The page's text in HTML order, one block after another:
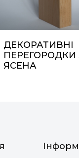
ДЕКОРАТИВНІ
ПЕРЕГОРОДКИ
ЯСЕНА